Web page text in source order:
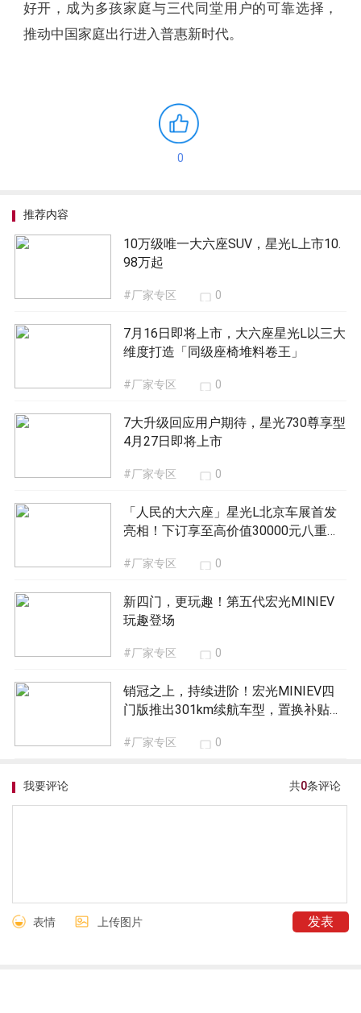
好开，成为多孩家庭与三代同堂用户的可靠选择，
推动中国家庭出行进入普惠新时代。
0
推荐内容
10万级唯一大六座SUV，星光L上市10.
98万起
#厂家专区 0
7月16日即将上市，大六座星光L以三大
维度打造「同级座椅堆料卷王」
#厂家专区 0
7大升级回应用户期待，星光730尊享型
4月27日即将上市
#厂家专区 0
「人民的大六座」星光L北京车展首发
亮相！下订享至高价值30000元八重礼
#厂家专区 0
新四门，更玩趣！第五代宏光MINIEV
玩趣登场
#厂家专区 0
销冠之上，持续进阶！宏光MINIEV四
门版推出301km续航车型，置换补贴价
#厂家专区 0
共0条评论
我要评论
表情 上传图片